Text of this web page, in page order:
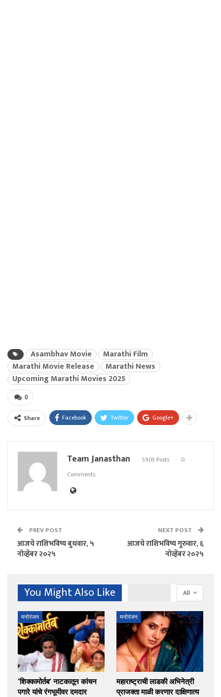
Asambhav Movie
Marathi Film
Marathi Movie Release
Marathi News
Upcoming Marathi Movies 2025
0
Share Facebook Twitter Google+
Team Janasthan 5905 Posts
0
Comments
PREV POST
आजचे राशिभविष्य बुधवार, ५
नोव्हेंबर २०२५
NEXT POST
आजचे राशिभविष्य गुरुवार, ६
नोव्हेंबर २०२५
All
You Might Also Like
मनोरंजन
‘शिक्कामोर्तब’ नाटकातून कांचन
पगारे यांचे रंगभूमीवर दमदार
मनोरंजन
महाराष्ट्राची लाडकी अभिनेत्री
प्राजक्ता माळी करणार दाक्षिणात्य